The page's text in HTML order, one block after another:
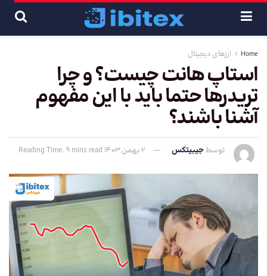
Home ارزهای دیجیتال
استاپ هانت چیست؟ و چرا
تریدرها حتما باید با این مفهوم
آشنا باشند؟
توسط جیبیتکس 2 بهمن 1403 Reading Time: 9 mins read